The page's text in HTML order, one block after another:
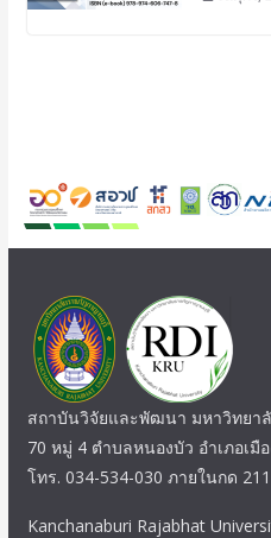
สถาบันวิจัยและพัฒนา มหาวิทยา
70 หมู่ 4 ตำบลหนองบัว อำเภอเมื
โทร. 034-534-030 ภายในกด 211
Kanchanaburi Rajabhat